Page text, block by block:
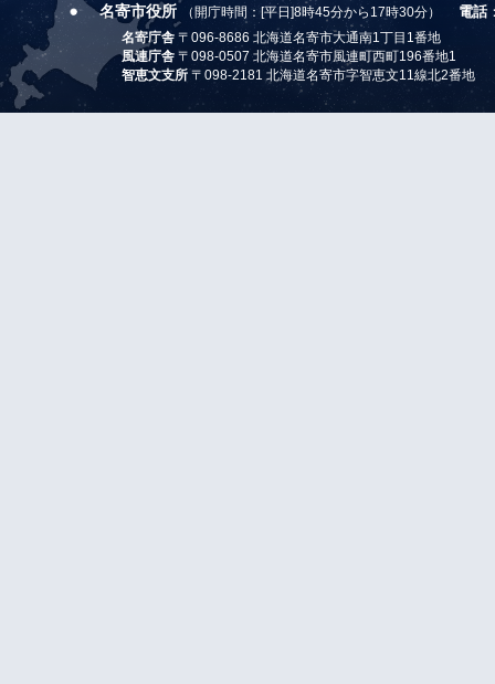
名寄市役所 （開庁時間：[平日]8時45分から17時30分） 電話
名寄庁舎 〒096-8686 北海道名寄市大通南1丁目1番地
風連庁舎 〒098-0507 北海道名寄市風連町西町196番地1
智恵文支所 〒098-2181 北海道名寄市字智恵文11線北2番地